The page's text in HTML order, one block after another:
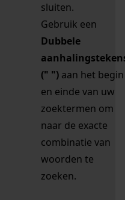
sluiten.
Gebruik een
Dubbele
(" ") aan het begin
en einde van uw
zoektermen om
naar de exacte
combinatie van
woorden te
zoeken.